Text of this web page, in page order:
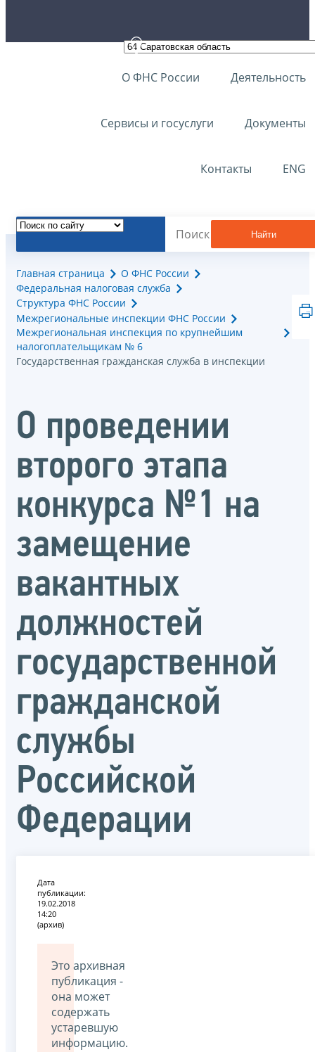
О ФНС России Деятельность
Сервисы и госуслуги Документы
Контакты ENG
Найти
Главная страница
О ФНС России
Федеральная налоговая служба
Структура ФНС России
Межрегиональные инспекции ФНС России
Межрегиональная инспекция по крупнейшим
налогоплательщикам № 6
Государственная гражданская служба в инспекции
О проведении
второго этапа
конкурса №1 на
замещение
вакантных
должностей
государственной
гражданской
службы
Российской
Федерации
Дата
публикации:
19.02.2018
14:20
(архив)
Это архивная
публикация -
она может
содержать
устаревшую
информацию.